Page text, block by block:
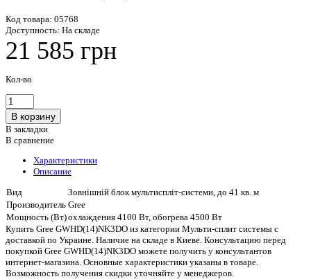
Код товара: 05768
Доступность: На складе
21 585 грн
Кол-во
В закладки
В сравнение
Характеристики
Описание
Вид
Зовнішній блок мультиспліт-системи, до 41 кв. м
Производитель Gree
Мощность (Вт)охлаждения 4100 Вт, обогрева 4500 Вт
Купить Gree GWHD(14)NK3DO из категории Мульти-сплит системы с
доставкой по Украине. Наличие на складе в Киеве. Консультацию перед
покупкой Gree GWHD(14)NK3DO можете получить у консультантов
интернет-магазина. Основные характеристики указаны в товаре.
Возможность получения скидки уточняйте у менеджеров.